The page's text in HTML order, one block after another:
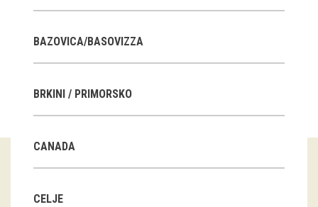
Stalne razstave
Občasne razstave
E-razstave
BAZOVICA/BASOVIZZA
BRKINI / PRIMORSKO
CANADA
CELJE